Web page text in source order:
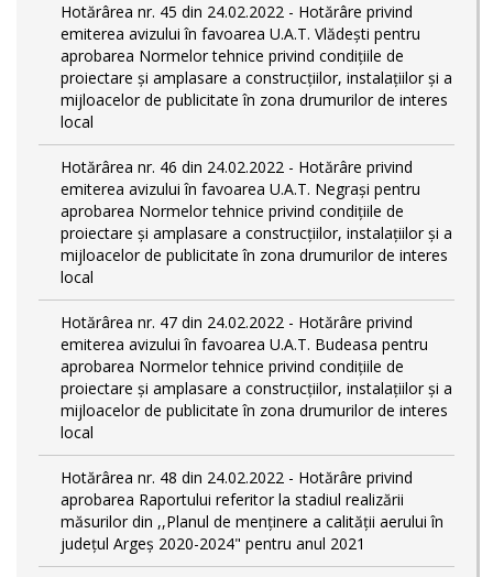
Hotărârea nr. 45 din 24.02.2022 - Hotărâre privind
emiterea avizului în favoarea U.A.T. Vlădești pentru
aprobarea Normelor tehnice privind condiţiile de
proiectare şi amplasare a construcţiilor, instalaţiilor şi a
mijloacelor de publicitate în zona drumurilor de interes
local
Hotărârea nr. 46 din 24.02.2022 - Hotărâre privind
emiterea avizului în favoarea U.A.T. Negrași pentru
aprobarea Normelor tehnice privind condiţiile de
proiectare şi amplasare a construcţiilor, instalaţiilor şi a
mijloacelor de publicitate în zona drumurilor de interes
local
Hotărârea nr. 47 din 24.02.2022 - Hotărâre privind
emiterea avizului în favoarea U.A.T. Budeasa pentru
aprobarea Normelor tehnice privind condiţiile de
proiectare şi amplasare a construcţiilor, instalaţiilor şi a
mijloacelor de publicitate în zona drumurilor de interes
local
Hotărârea nr. 48 din 24.02.2022 - Hotărâre privind
aprobarea Raportului referitor la stadiul realizării
măsurilor din ,,Planul de menținere a calității aerului în
județul Argeș 2020-2024" pentru anul 2021